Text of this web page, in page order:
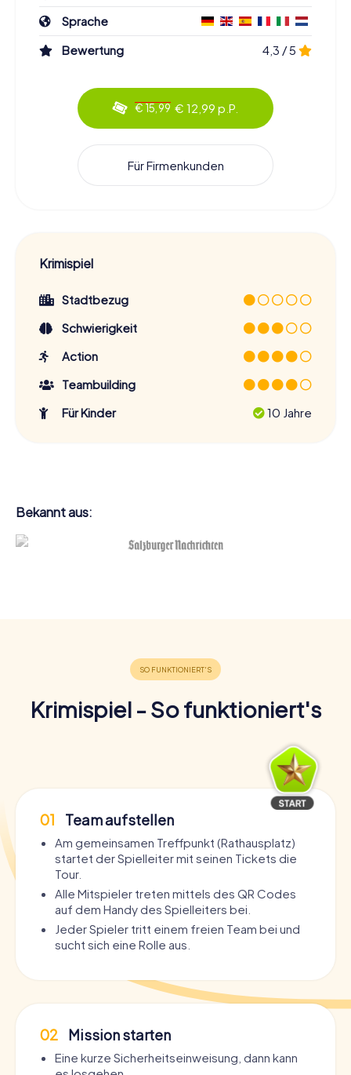
Sprache
Bewertung
4,3 / 5
€ 15,99 € 12,99 p.P.
Für Firmenkunden
Krimispiel
Stadtbezug
Schwierigkeit
Action
Teambuilding
Für Kinder
10 Jahre
Bekannt aus:
Krimispiel - So funktioniert's
01 Team aufstellen
Am gemeinsamen Treffpunkt (Rathausplatz)
startet der Spielleiter mit seinen Tickets die
Tour.
Alle Mitspieler treten mittels des QR Codes
auf dem Handy des Spielleiters bei.
Jeder Spieler tritt einem freien Team bei und
sucht sich eine Rolle aus.
02 Mission starten
Eine kurze Sicherheitseinweisung, dann kann